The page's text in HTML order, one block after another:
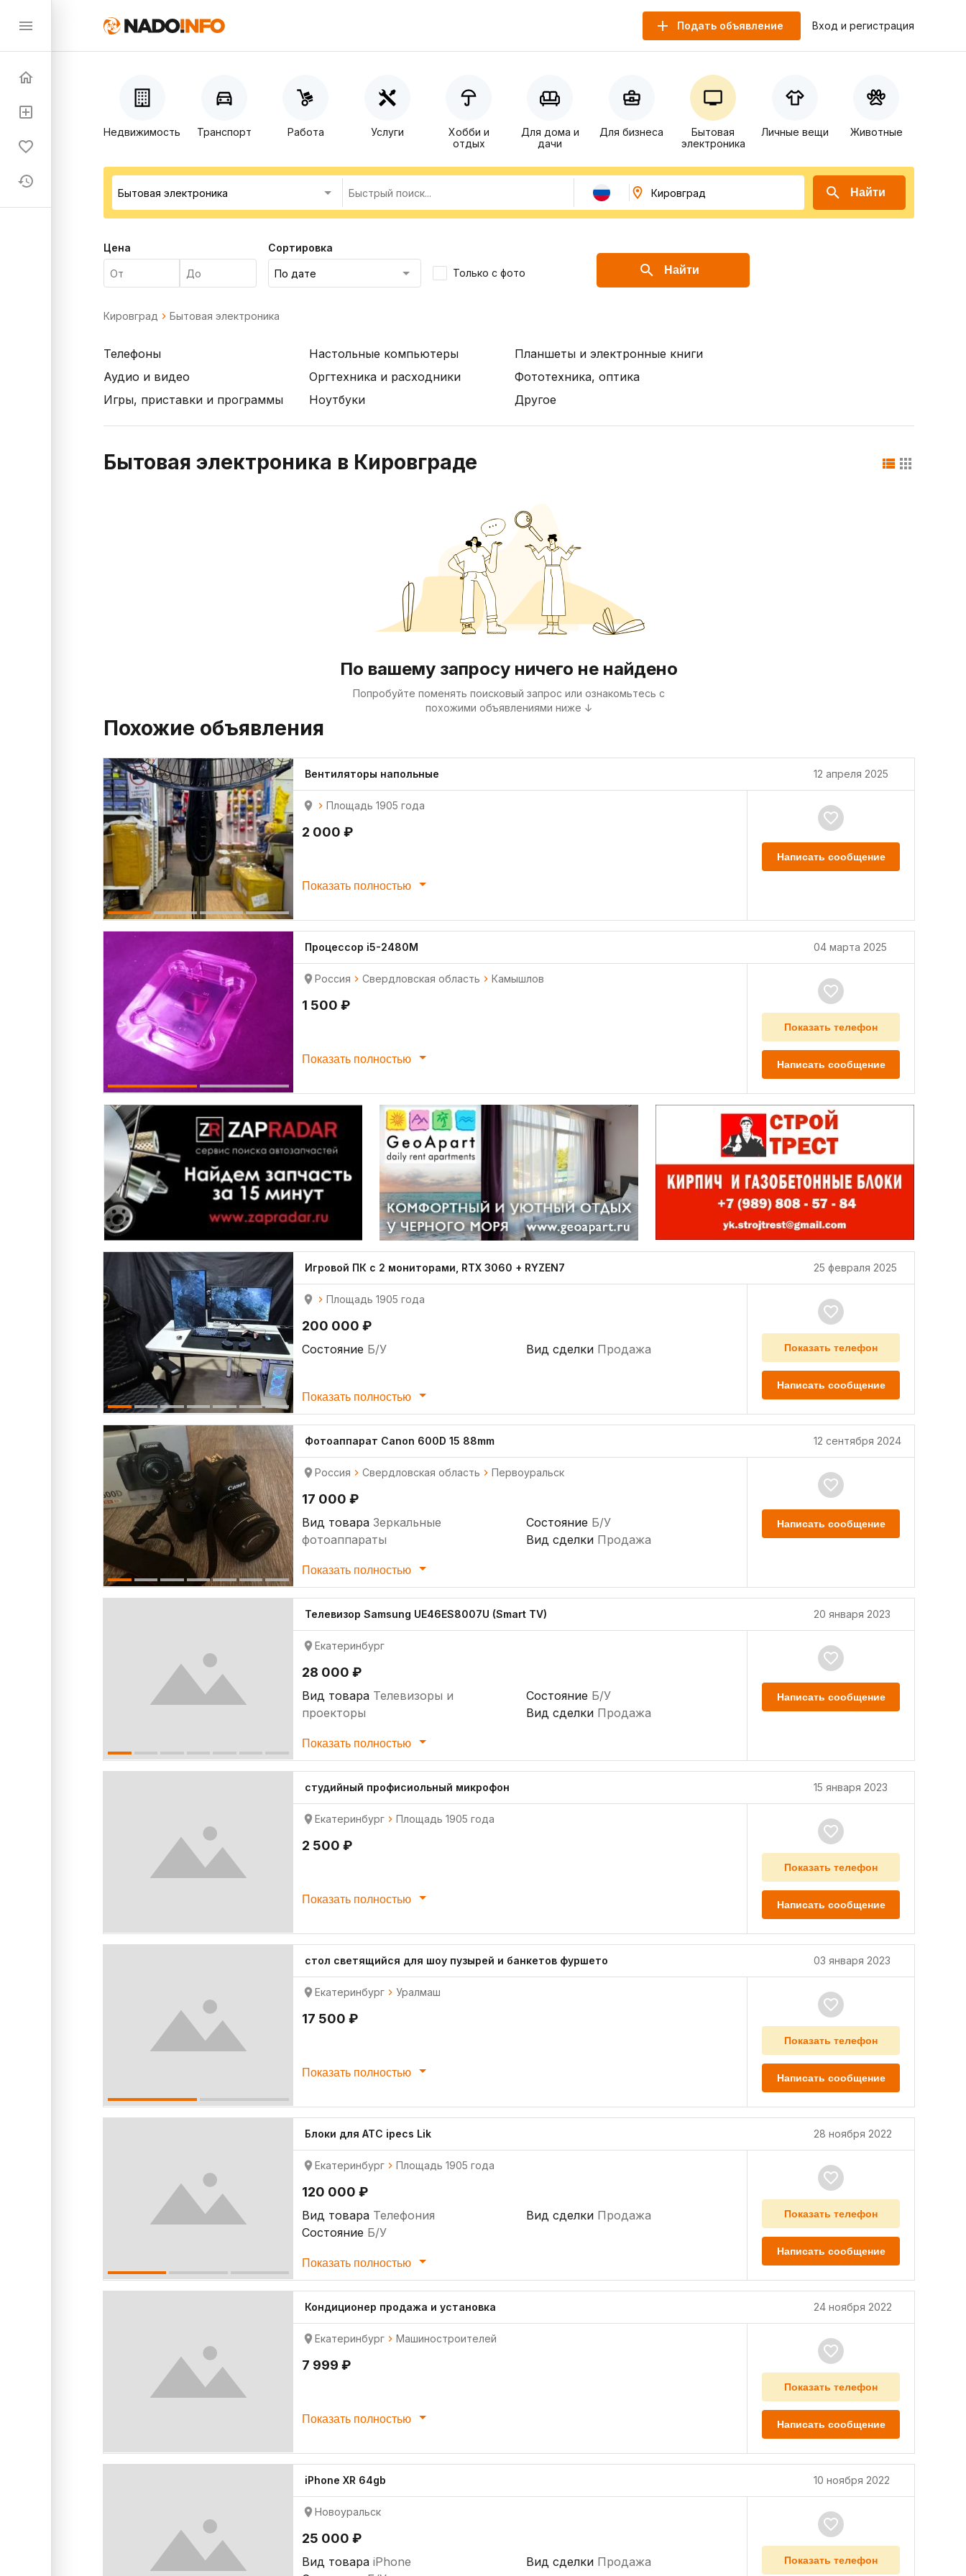
Подать объявление Вход и регистрация
Недвижимость Транспорт Работа Услуги
Хобби и
отдых
Для дома и
дачи
Для бизнеса
Бытовая
электроника
Личные вещи Животные
Найти
Цена Сортировка
Только с фото Найти
Кировград Бытовая электроника
Телефоны
Аудио и видео
Игры, приставки и программы
Настольные компьютеры
Оргтехника и расходники
Ноутбуки
Планшеты и электронные книги
Фототехника, оптика
Другое
Бытовая электроника в Кировграде
По вашему запросу ничего не найдено
Попробуйте поменять поисковый запрос или ознакомьтесь с
похожими объявлениями ниже ↓
Похожие объявления
Вентиляторы напольные 12 апреля 2025
Площадь 1905 года
2 000 ₽
Показать полностью
Написать сообщение
Процессор i5-2480M 04 марта 2025
Россия Свердловская область Камышлов
1 500 ₽
Показать полностью
Показать телефон
Написать сообщение
Игровой ПК с 2 мониторами, RTX 3060 + RYZEN7 25 февраля 2025
Площадь 1905 года
200 000 ₽
Состояние Б/У Вид сделки Продажа
Показать полностью
Показать телефон
Написать сообщение
Фотоаппарат Canon 600D 15 88mm 12 сентября 2024
Россия Свердловская область Первоуральск
17 000 ₽
Вид товара Зеркальные
фотоаппараты
Состояние Б/У
Вид сделки Продажа
Показать полностью
Написать сообщение
Телевизор Samsung UE46ES8007U (Smart TV) 20 января 2023
Екатеринбург
28 000 ₽
Вид товара Телевизоры и
проекторы
Состояние Б/У
Вид сделки Продажа
Показать полностью
Написать сообщение
студийный профисиольный микрофон 15 января 2023
Екатеринбург Площадь 1905 года
2 500 ₽
Показать полностью
Показать телефон
Написать сообщение
стол светящийся для шоу пузырей и банкетов фуршето 03 января 2023
Екатеринбург Уралмаш
17 500 ₽
Показать полностью
Показать телефон
Написать сообщение
Блоки для АТС ipecs Lik 28 ноября 2022
Екатеринбург Площадь 1905 года
120 000 ₽
Вид товара Телефония
Состояние Б/У
Вид сделки Продажа
Показать полностью
Показать телефон
Написать сообщение
Кондиционер продажа и установка 24 ноября 2022
Екатеринбург Машиностроителей
7 999 ₽
Показать полностью
Показать телефон
Написать сообщение
iPhone XR 64gb 10 ноября 2022
Новоуральск
25 000 ₽
Вид товара iPhone
Вид сделки Продажа Показать телефон